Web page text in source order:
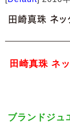
田崎真珠 ネッ
田崎真珠 ネ
ブランドジュ